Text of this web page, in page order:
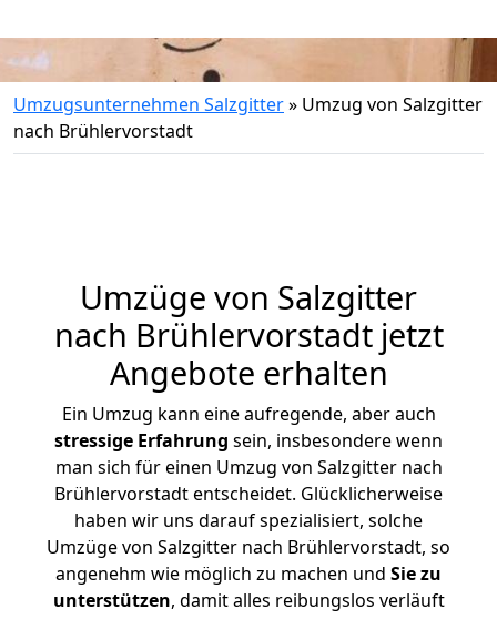
Umzugsunternehmen Salzgitter» Umzug von Salzgitter
nach Brühlervorstadt
Umzüge von Salzgitter
nach Brühlervorstadt jetzt
Angebote erhalten
Ein Umzug kann eine aufregende, aber auch
stressige Erfahrung sein, insbesondere wenn
man sich für einen Umzug von Salzgitter nach
Brühlervorstadt entscheidet. Glücklicherweise
haben wir uns darauf spezialisiert, solche
Umzüge von Salzgitter nach Brühlervorstadt, so
angenehm wie möglich zu machen und Sie zu
unterstützen, damit alles reibungslos verläuft